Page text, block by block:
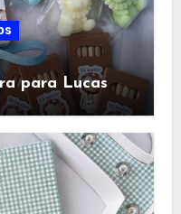
para Lucas